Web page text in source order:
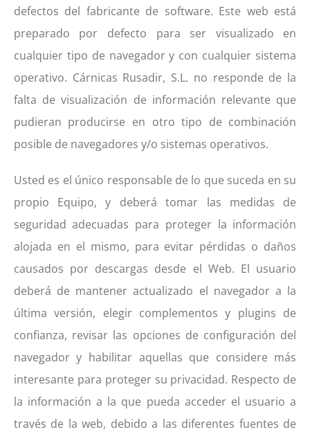
defectos del fabricante de software. Este web está
preparado por defecto para ser visualizado en
cualquier tipo de navegador y con cualquier sistema
operativo. Cárnicas Rusadir, S.L. no responde de la
falta de visualización de información relevante que
pudieran producirse en otro tipo de combinación
posible de navegadores y/o sistemas operativos.
Usted es el único responsable de lo que suceda en su
propio Equipo, y deberá tomar las medidas de
seguridad adecuadas para proteger la información
alojada en el mismo, para evitar pérdidas o daños
causados por descargas desde el Web. El usuario
deberá de mantener actualizado el navegador a la
última versión, elegir complementos y plugins de
confianza, revisar las opciones de configuración del
navegador y habilitar aquellas que considere más
interesante para proteger su privacidad. Respecto de
la información a la que pueda acceder el usuario a
través de la web, debido a las diferentes fuentes de